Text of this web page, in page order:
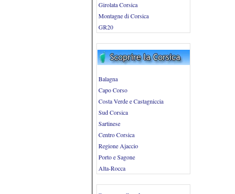
Girolata Corsica
Montagne di Corsica
GR20
Balagna
Capo Corso
Costa Verde e Castagniccia
Sud Corsica
Sartinese
Centro Corsica
Regione Ajaccio
Porto e Sagone
Alta-Rocca